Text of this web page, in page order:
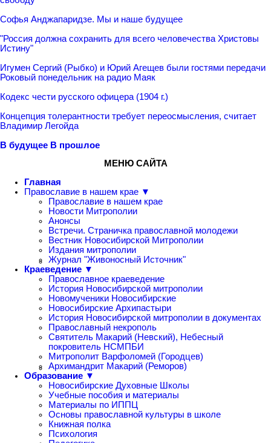
Софья Анджапаридзе. Мы и наше будущее
"Россия должна сохранить для всего человечества Христовы
Истину"
Игумен Сергий (Рыбко) и Юрий Агещев были гостями передачи
Роковый понедельник на радио Маяк
Кодекс чести русского офицера (1904 г.)
Концепция толерантности требует переосмысления, считает
Владимир Легойда
В будущее В прошлое
МЕНЮ САЙТА
Главная
Православие в нашем крае ▼
Православие в нашем крае
Новости Митрополии
Анонсы
Встречи. Страничка православной молодежи
Вестник Новосибирской Митрополии
Издания митрополии
Журнал "Живоносный Источник"
Краеведение ▼
Православное краеведение
История Новосибирской митрополии
Новомученики Новосибирские
Новосибирские Архипастыри
История Новосибирской митрополии в документах
Православный некрополь
Святитель Макарий (Невский), Небесный
покровитель НСМПБИ
Митрополит Варфоломей (Городцев)
Архимандрит Макарий (Реморов)
Образование ▼
Новосибирские Духовные Школы
Учебные пособия и материалы
Материалы по ИППЦ
Основы православной культуры в школе
Книжная полка
Психология